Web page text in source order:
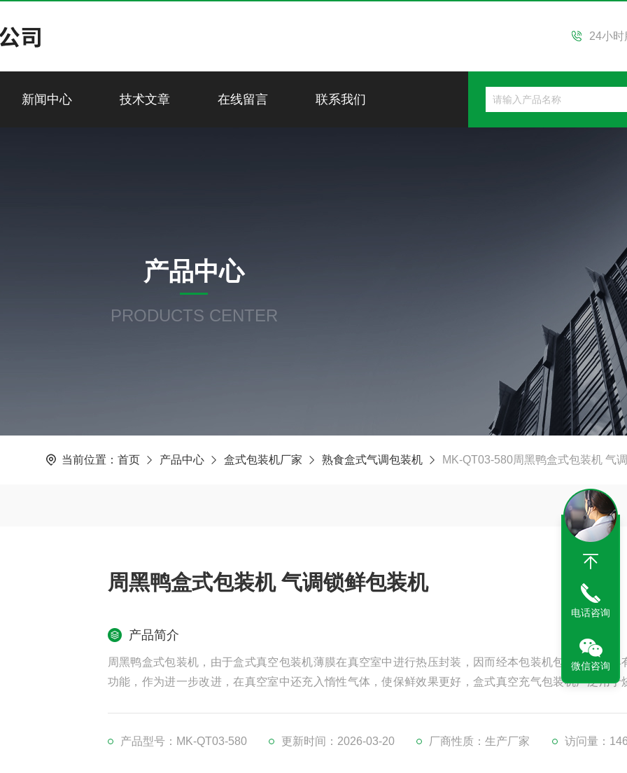
24小
新闻中心 技术文章 在线留言 联系我们
产品中心
PRODUCTS CENTER
当前位置： 首页 产品中心 盒式包装机厂家 熟食盒式气调包装机 MK-QT03-580周黑鸭盒式包装机 气
周黑鸭盒式包装机 气调锁鲜包装机
产品简介
周黑鸭盒式包装机，由于盒式真空包装机薄膜在真空室中进行热压封装，因而经本包装机包装的食品具
功能，作为进一步改进，在真空室中还充入惰性气体，使保鲜效果更好，盒式真空充气包装机广泛用于
产品型号：MK-QT03-580 更新时间：2026-03-20 厂商性质：生产厂家 访问量：
电话咨询
微信咨询